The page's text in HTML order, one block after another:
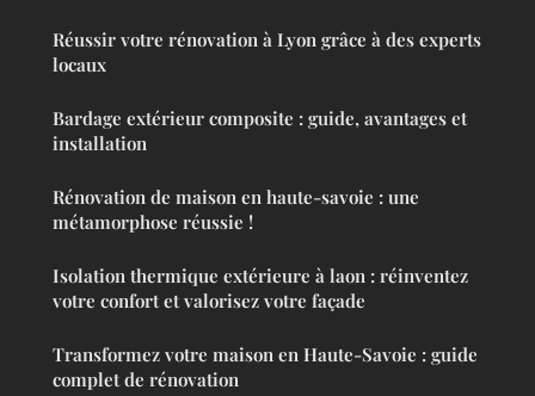
Réussir votre rénovation à Lyon grâce à des experts
locaux
Bardage extérieur composite : guide, avantages et
installation
Rénovation de maison en haute-savoie : une
métamorphose réussie !
Isolation thermique extérieure à laon : réinventez
votre confort et valorisez votre façade
Transformez votre maison en Haute-Savoie : guide
complet de rénovation